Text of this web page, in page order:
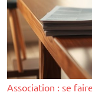
Association : se